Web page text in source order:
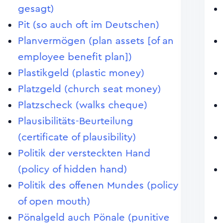
gesagt)
Pit (so auch oft im Deutschen)
Planvermögen (plan assets [of an
employee benefit plan])
Plastikgeld (plastic money)
Platzgeld (church seat money)
Platzscheck (walks cheque)
Plausibilitäts-Beurteilung
(certificate of plausibility)
Politik der versteckten Hand
(policy of hidden hand)
Politik des offenen Mundes (policy
of open mouth)
Pönalgeld auch Pönale (punitive